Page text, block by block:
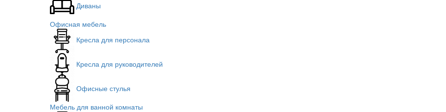
Диваны
Офисная мебель
Кресла для персонала
Кресла для руководителей
Офисные стулья
Мебель для ванной комнаты